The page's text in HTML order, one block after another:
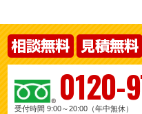
0120-
受付時間 9:00～20:00（年中無休）